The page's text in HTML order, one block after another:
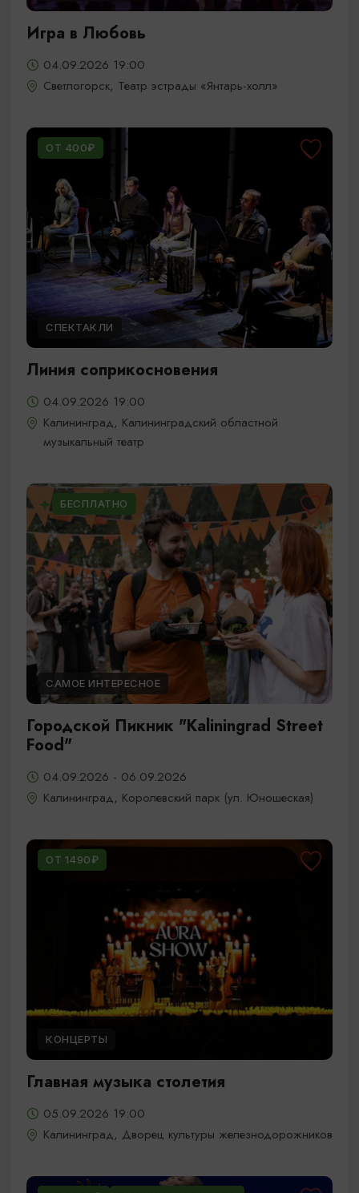
Игра в Любовь
04.09.2026 19:00
Светлогорск, Театр эстрады «Янтарь-холл»
ОТ 400₽
СПЕКТАКЛИ
Линия соприкосновения
04.09.2026 19:00
Калининград, Калининградский областной
музыкальный театр
БЕСПЛАТНО
САМОЕ ИНТЕРЕСНОЕ
Городской Пикник "Kaliningrad Street
Food"
04.09.2026 - 06.09.2026
Калининград, Королевский парк (ул. Юношеская)
ОТ 1490₽
КОНЦЕРТЫ
Главная музыка столетия
05.09.2026 19:00
Калининград, Дворец культуры железнодорожников